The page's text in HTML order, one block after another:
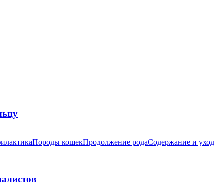
Породы кошекПродолжение родаСодержание и уход